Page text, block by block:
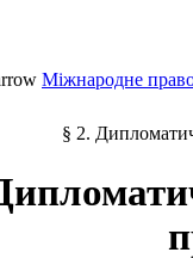
Міжнародне
§ 2.